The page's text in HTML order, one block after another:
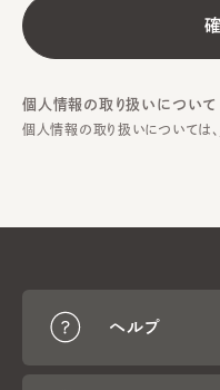
個人情報の取り扱いについて
個人情報の取り扱いについては、
ヘルプ